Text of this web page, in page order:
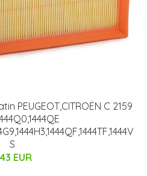
PEUGEOT,CITROËN C 2159
S
EUR